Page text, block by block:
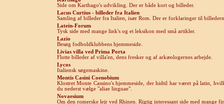
Side om Karthago's udvikling. Der er både kort og billeder.
Lacus Curtius - billeder fra Italien
Samling af billeder fra Italien, især Rom. Der er forklaringer til
Latein-Forum
Tysk side med mange link's og et leksikon med små artikler.
Lazio
Besøg fodboldklubbens hjemmeside.
Livias villa ved Prima Porta
Flotte billeder af villa'en, dens fresker og af arkæologernes arbejde.
Lycos
Italiensk søgemaskine.
Montis Casini Coenobium
Klostret Monte Cassino's hjemmeside, der hidtil har været på latin,
du nederst vælge "aliae linguae".
Novaesium
Om den romerske lejr ved Rhinen. Rigtig interessant side med mange